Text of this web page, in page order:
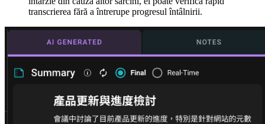
transcrierea fără a întrerupe progresul întâlnirii.